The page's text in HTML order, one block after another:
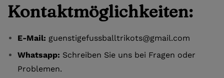
Kontaktmöglichkeiten:
E-Mail: guenstigefussballtrikots@gmail.com
Whatsapp: Schreiben Sie uns bei Fragen oder
Problemen.